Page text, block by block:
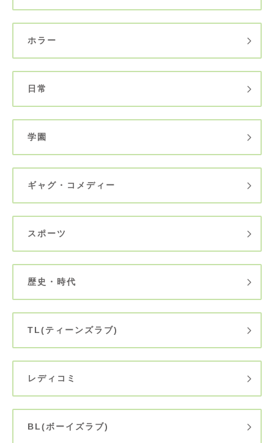
ホラー
日常
学園
ギャグ・コメディー
スポーツ
歴史・時代
TL(ティーンズラブ)
レディコミ
BL(ボーイズラブ)